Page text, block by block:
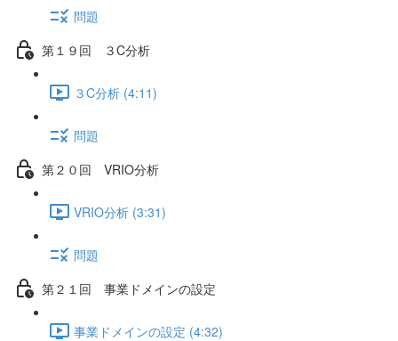
問題
第１９回 ３C分析
３C分析 (4:11)
問題
第２０回 VRIO分析
VRIO分析 (3:31)
問題
第２１回 事業ドメインの設定
事業ドメインの設定 (4:32)